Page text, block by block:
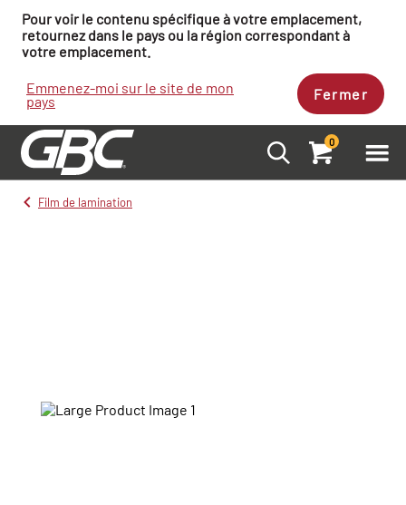
Pour voir le contenu spécifique à votre emplacement,
retournez dans le pays ou la région correspondant à
votre emplacement.
Emmenez-moi sur le site de mon
pays Fermer
0
Film de lamination